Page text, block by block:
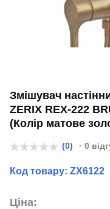
Змішувач
ZERIX REX-222
(Колір матове
(0) · 0
Код товару: ZX6122
Ціна: